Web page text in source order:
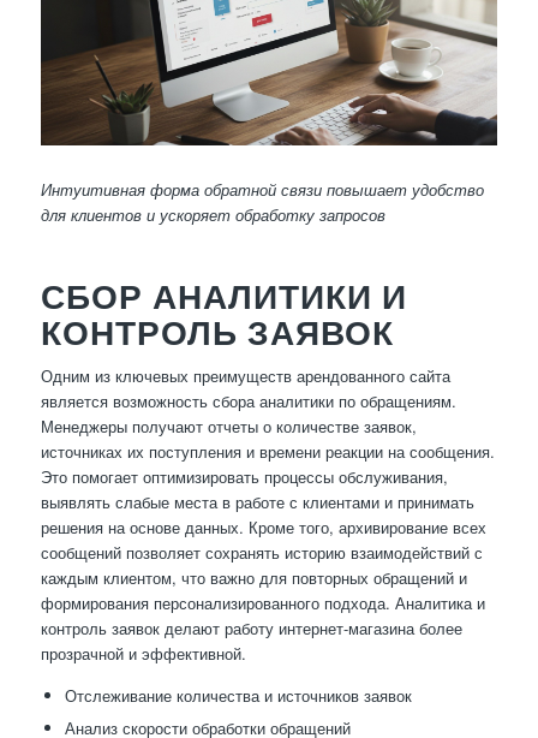
Интуитивная форма обратной связи повышает удобство
для клиентов и ускоряет обработку запросов
СБОР АНАЛИТИКИ И
КОНТРОЛЬ ЗАЯВОК
Одним из ключевых преимуществ арендованного сайта
является возможность сбора аналитики по обращениям.
Менеджеры получают отчеты о количестве заявок,
источниках их поступления и времени реакции на сообщения.
Это помогает оптимизировать процессы обслуживания,
выявлять слабые места в работе с клиентами и принимать
решения на основе данных. Кроме того, архивирование всех
сообщений позволяет сохранять историю взаимодействий с
каждым клиентом, что важно для повторных обращений и
формирования персонализированного подхода. Аналитика и
контроль заявок делают работу интернет-магазина более
прозрачной и эффективной.
Отслеживание количества и источников заявок
Анализ скорости обработки обращений